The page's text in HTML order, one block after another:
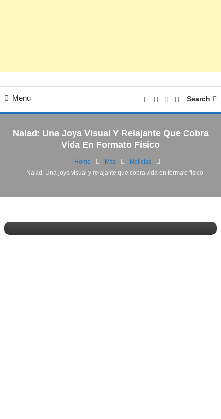
Menu Search
Naiad: Una Joya Visual Y Relajante Que Cobra
Vida En Formato Físico
Home Más
Noticias
Naiad: Una joya visual y relajante que cobra vida en formato físico
Noticias
Videojuegos